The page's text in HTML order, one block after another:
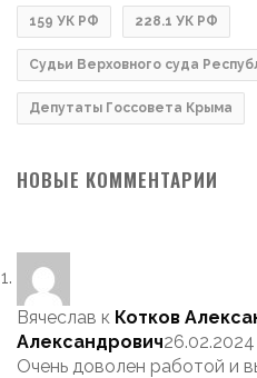
159 УК РФ 228.1 УК РФ
Судьи Верховного суда
Депутаты Госсовета Крыма
НОВЫЕ КОММЕНТАРИИ
Вячеслав к Котков
Александрович26.02.2024
Очень доволен работой и